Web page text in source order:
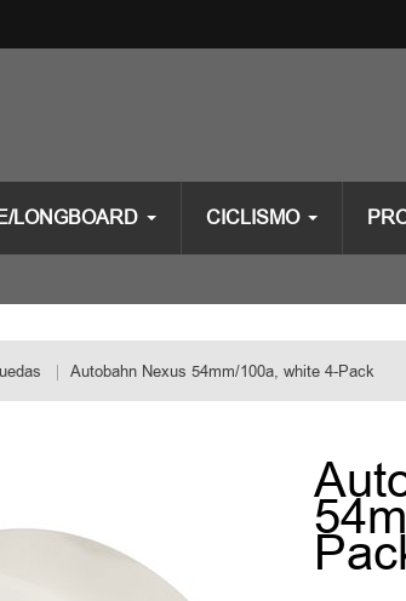
LONGBOARD CICLISMO
Autobahn Nexus 54mm/100a, white 4-Pack